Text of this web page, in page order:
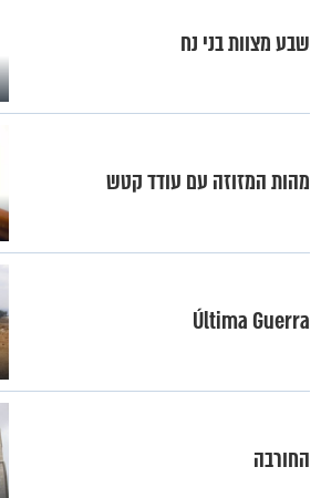
שבע מצוות בני נח
מהות המזוזה עם עודד קטש
Última Guerra
החורבה